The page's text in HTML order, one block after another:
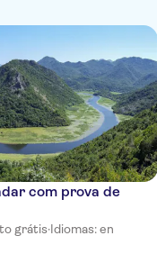
com prova de
grátis·Idiomas: en